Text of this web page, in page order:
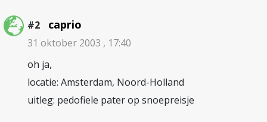
#2 caprio
31 oktober 2003 , 17:40
oh ja,
locatie: Amsterdam, Noord-Holland
uitleg: pedofiele pater op snoepreisje